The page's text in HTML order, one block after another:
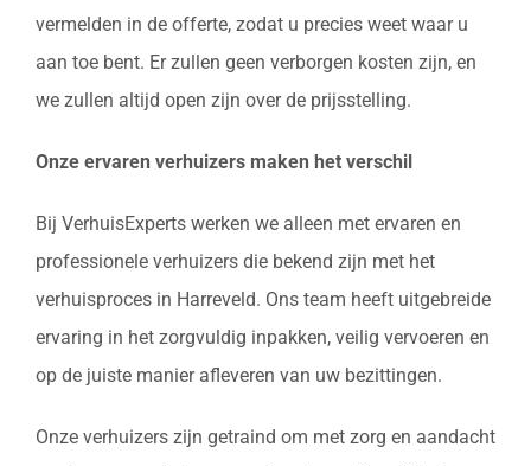
vermelden in de offerte, zodat u precies weet waar u
aan toe bent. Er zullen geen verborgen kosten zijn, en
we zullen altijd open zijn over de prijsstelling.
Onze ervaren verhuizers maken het verschil
Bij VerhuisExperts werken we alleen met ervaren en
professionele verhuizers die bekend zijn met het
verhuisproces in Harreveld. Ons team heeft uitgebreide
ervaring in het zorgvuldig inpakken, veilig vervoeren en
op de juiste manier afleveren van uw bezittingen.
Onze verhuizers zijn getraind om met zorg en aandacht